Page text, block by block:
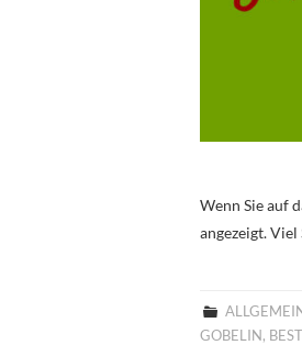
Wenn Sie auf
angezeigt.
GOBELIN,